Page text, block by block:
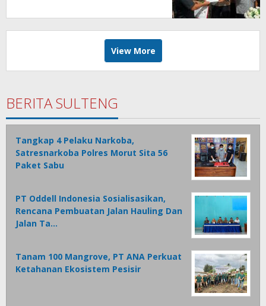
Ranomea
View More
BERITA SULTENG
Tangkap 4 Pelaku Narkoba,
Satresnarkoba Polres Morut Sita 56
Paket Sabu
PT Oddell Indonesia Sosialisasikan,
Rencana Pembuatan Jalan Hauling Dan
Jalan Ta…
Tanam 100 Mangrove, PT ANA Perkuat
Ketahanan Ekosistem Pesisir